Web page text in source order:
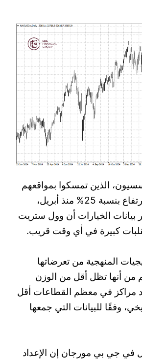
الذين تمسكوا بمواقعهم
في معظم فترة الارتفاع بنسبة 25% منذ أبريل،
بيانات الخيارات أن وول ستريت
كبيرة في أي وقت قريب.
المنهجية من تعرضاتها
من أنها تظل أقل من الوزن
مراكز في معظم القطاعات أقل
وفقًا للبيانات التي جمعها
في جي بي مورجان إن الإعداد